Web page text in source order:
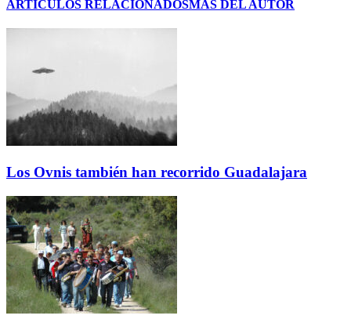
ARTÍCULOS RELACIONADOSMÁS DEL AUTOR
Los Ovnis también han recorrido Guadalajara